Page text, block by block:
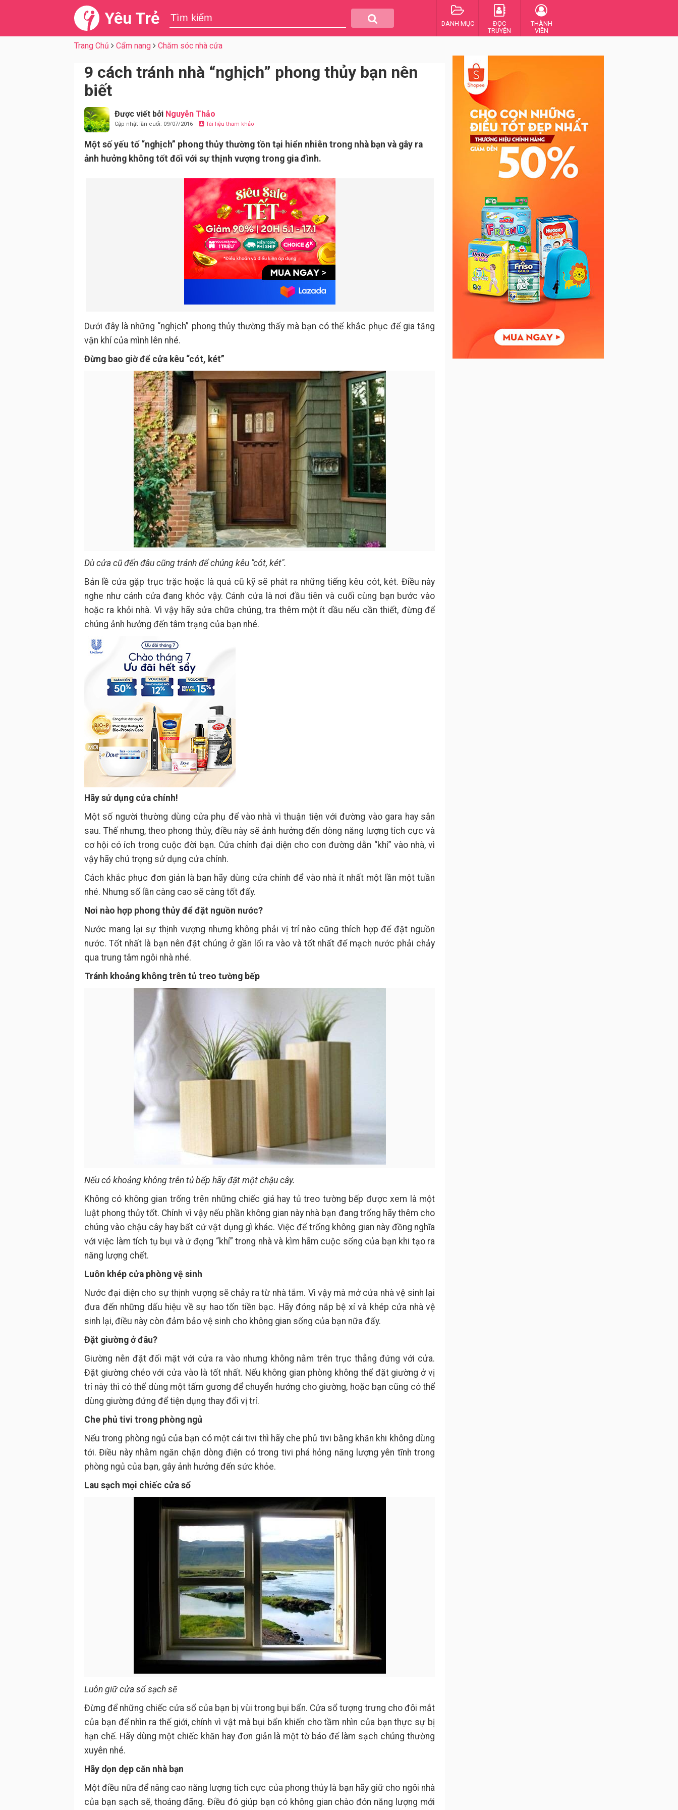
Yêu Trẻ DANH MỤC
ĐỌC
TRUYỆN
THÀNH
VIÊN
Trang Chủ Cẩm nang Chăm sóc nhà cửa
9 cách tránh nhà “nghịch” phong thủy bạn nên
biết
Được viết bởi Nguyễn Thảo
Cập nhật lần cuối: 09/07/2016 Tài liệu tham khảo
Một số yếu tố “nghịch” phong thủy thường tồn tại hiển nhiên trong nhà bạn và gây ra
ảnh hưởng không tốt đối với sự thịnh vượng trong gia đình.
Dưới đây là những “nghịch” phong thủy thường thấy mà bạn có thể khắc phục để gia tăng
vận khí của mình lên nhé.
Đừng bao giờ để cửa kêu “cót, két”
Dù cửa cũ đến đâu cũng tránh để chúng kêu "cót, két".
Bản lề cửa gặp trục trặc hoặc là quá cũ kỹ sẽ phát ra những tiếng kêu cót, két. Điều này
nghe như cánh cửa đang khóc vậy. Cánh cửa là nơi đầu tiên và cuối cùng bạn bước vào
hoặc ra khỏi nhà. Vì vậy hãy sửa chữa chúng, tra thêm một ít dầu nếu cần thiết, đừng để
chúng ảnh hưởng đến tâm trạng của bạn nhé.
Hãy sử dụng cửa chính!
Một số người thường dùng cửa phụ để vào nhà vì thuận tiện với đường vào gara hay sân
sau. Thế nhưng, theo phong thủy, điều này sẽ ảnh hưởng đến dòng năng lượng tích cực và
cơ hội có ích trong cuộc đời bạn. Cửa chính đại diện cho con đường dẫn “khí” vào nhà, vì
vậy hãy chú trọng sử dụng cửa chính.
Cách khắc phục đơn giản là bạn hãy dùng cửa chính để vào nhà ít nhất một lần một tuần
nhé. Nhưng số lần càng cao sẽ càng tốt đấy.
Nơi nào hợp phong thủy để đặt nguồn nước?
Nước mang lại sự thịnh vượng nhưng không phải vị trí nào cũng thích hợp để đặt nguồn
nước. Tốt nhất là bạn nên đặt chúng ở gần lối ra vào và tốt nhất để mạch nước phải chảy
qua trung tâm ngôi nhà nhé.
Tránh khoảng không trên tủ treo tường bếp
Nếu có khoảng không trên tủ bếp hãy đặt một chậu cây.
Không có không gian trống trên những chiếc giá hay tủ treo tường bếp được xem là một
luật phong thủy tốt. Chính vì vậy nếu phần không gian này nhà bạn đang trống hãy thêm cho
chúng vào chậu cây hay bất cứ vật dụng gì khác. Việc để trống không gian này đồng nghĩa
với việc làm tích tụ bụi và ứ đọng “khí” trong nhà và kìm hãm cuộc sống của bạn khi tạo ra
năng lượng chết.
Luôn khép cửa phòng vệ sinh
Nước đại diện cho sự thịnh vượng sẽ chảy ra từ nhà tắm. Vì vậy mà mở cửa nhà vệ sinh lại
đưa đến những dấu hiệu về sự hao tốn tiền bạc. Hãy đóng nắp bệ xí và khép cửa nhà vệ
sinh lại, điều này còn đảm bảo vệ sinh cho không gian sống của bạn nữa đấy.
Đặt giường ở đâu?
Giường nên đặt đối mặt với cửa ra vào nhưng không nằm trên trục thẳng đứng với cửa.
Đặt giường chéo với cửa vào là tốt nhất. Nếu không gian phòng không thể đặt giường ở vị
trí này thì có thể dùng một tấm gương để chuyển hướng cho giường, hoặc bạn cũng có thể
dùng giường đứng để tiện dụng thay đổi vị trí.
Che phủ tivi trong phòng ngủ
Nếu trong phòng ngủ của bạn có một cái tivi thì hãy che phủ tivi bằng khăn khi không dùng
tới. Điều này nhằm ngăn chặn dòng điện có trong tivi phá hỏng năng lượng yên tĩnh trong
phòng ngủ của bạn, gây ảnh hưởng đến sức khỏe.
Lau sạch mọi chiếc cửa sổ
Luôn giữ cửa sổ sạch sẽ
Đừng để những chiếc cửa sổ của bạn bị vùi trong bụi bẩn. Cửa sổ tượng trưng cho đôi mắt
của bạn để nhìn ra thế giới, chính vì vật mà bụi bẩn khiến cho tầm nhìn của bạn thực sự bị
hạn chế. Hãy dùng một chiếc khăn hay đơn giản là một tờ báo để làm sạch chúng thường
xuyên nhé.
Hãy dọn dẹp căn nhà bạn
Một điều nữa để nâng cao năng lượng tích cực của phong thủy là bạn hãy giữ cho ngôi nhà
của bạn sạch sẽ, thoáng đãng. Điều đó giúp bạn có không gian chào đón năng lượng mới